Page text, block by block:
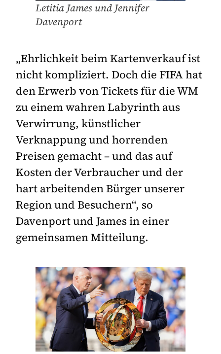
Letitia James und Jennifer
Davenport
„Ehrlichkeit beim Kartenverkauf ist
nicht kompliziert. Doch die FIFA hat
den Erwerb von Tickets für die WM
zu einem wahren Labyrinth aus
Verwirrung, künstlicher
Verknappung und horrenden
Preisen gemacht – und das auf
Kosten der Verbraucher und der
hart arbeitenden Bürger unserer
Region und Besuchern“, so
Davenport und James in einer
gemeinsamen Mitteilung.